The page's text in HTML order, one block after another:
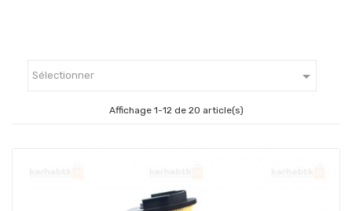
Sélectionner 
Affichage 1-12 de 20 article(s)